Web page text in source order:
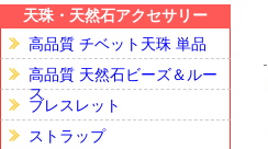
天珠・天然石アクセサリー
高品質 チベット天珠 単品
高品質 天然石ビーズ＆ルー
ス
ブレスレット
ストラップ